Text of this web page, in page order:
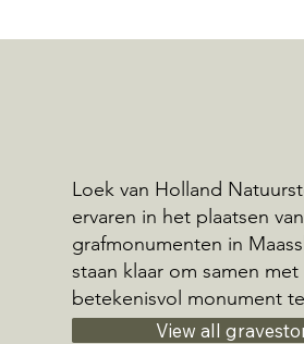
Loek van Holland
ervaren in het plaatsen
grafmonumenten in
staan klaar om samen met
betekenisvol monument
View all